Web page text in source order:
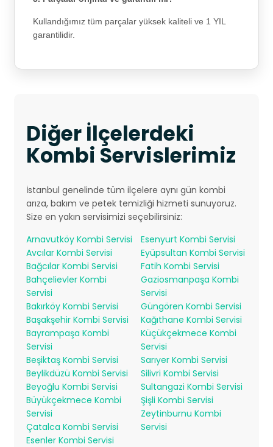
Kullandığımız tüm parçalar yüksek kaliteli ve 1 YIL
garantilidir.
Diğer İlçelerdeki
Kombi Servislerimiz
İstanbul genelinde tüm ilçelere aynı gün kombi
arıza, bakım ve petek temizliği hizmeti sunuyoruz.
Size en yakın servisimizi seçebilirsiniz:
Arnavutköy Kombi Servisi
Avcılar Kombi Servisi
Bağcılar Kombi Servisi
Bahçelievler Kombi
Servisi
Bakırköy Kombi Servisi
Başakşehir Kombi Servisi
Bayrampaşa Kombi
Servisi
Beşiktaş Kombi Servisi
Beylikdüzü Kombi Servisi
Beyoğlu Kombi Servisi
Büyükçekmece Kombi
Servisi
Çatalca Kombi Servisi
Esenler Kombi Servisi
Esenyurt Kombi Servisi
Eyüpsultan Kombi Servisi
Fatih Kombi Servisi
Gaziosmanpaşa Kombi
Servisi
Güngören Kombi Servisi
Kağıthane Kombi Servisi
Küçükçekmece Kombi
Servisi
Sarıyer Kombi Servisi
Silivri Kombi Servisi
Sultangazi Kombi Servisi
Şişli Kombi Servisi
Zeytinburnu Kombi
Servisi